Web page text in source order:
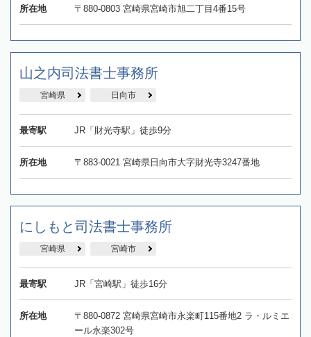
所在地 〒880-0803 宮崎県宮崎市旭二丁目4番15号
山之内司法書士事務所
宮崎県 日向市
最寄駅 JR「財光寺駅」徒歩9分
所在地 〒883-0021 宮崎県日向市大字財光寺3247番地
にしもと司法書士事務所
宮崎県 宮崎市
最寄駅 JR「宮崎駅」徒歩16分
所在地
〒880-0872 宮崎県宮崎市永楽町115番地2 ラ・ルミエ
ール永楽302号